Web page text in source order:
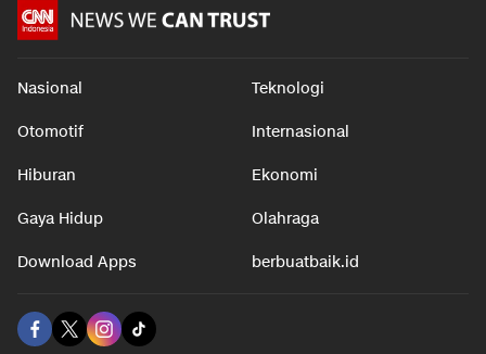
Nasional Teknologi
Otomotif Internasional
Hiburan Ekonomi
Gaya Hidup Olahraga
Download Apps berbuatbaik.id